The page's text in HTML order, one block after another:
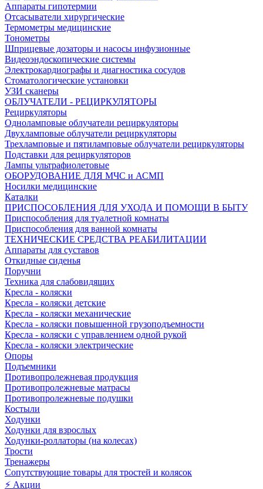
Аппараты гипотермии
Отсасыватели хирургические
Термометры медицинские
Тонометры
Шприцевые дозаторы и насосы инфузионные
Видеоэндоскопические системы
Электрокардиографы и диагностика сосудов
Стоматологические установки
УЗИ сканеры
ОБЛУЧАТЕЛИ - РЕЦИРКУЛЯТОРЫ
Рециркуляторы
Одноламповые облучатели рециркуляторы
Двухламповые облучатели рециркуляторы
Трехламповые и пятиламповые облучатели рециркуляторы
Подставки для рециркуляторов
Лампы ультрафиолетовые
ОБОРУДОВАНИЕ ДЛЯ МЧС и АСМП
Носилки медицинские
Каталки
ПРИСПОСОБЛЕНИЯ ДЛЯ УХОДА И ПОМОЩИ В БЫТУ
Приспособления для туалетной комнаты
Приспособления для ванной комнаты
ТЕХНИЧЕСКИЕ СРЕДСТВА РЕАБИЛИТАЦИИ
Аппараты для суставов
Откидные сиденья
Поручни
Техника для слабовидящих
Кресла - коляски
Кресла - коляски детские
Кресла - коляски механические
Кресла - коляски повышенной грузоподъемности
Кресла - коляски с управлением одной рукой
Кресла - коляски электрические
Опоры
Подъемники
Противопролежневая продукция
Противопролежневые матрасы
Противопролежневые подушки
Костыли
Ходунки
Ходунки для взрослых
Ходунки-роллаторы (на колесах)
Трости
Тренажеры
Сопутствующие товары для тростей и колясок
⚡ Акции